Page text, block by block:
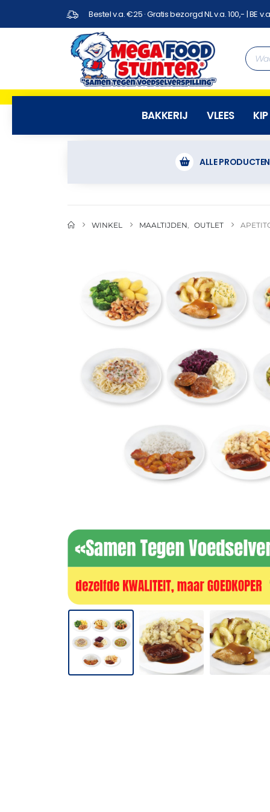
Bestel v.a. €25 · Gratis bezorgd NL v.a. 100,- | BE
BAKKERIJ VLEES KIP
ALLE PRODUCTEN
WINKEL MAALTIJDEN OUTLET